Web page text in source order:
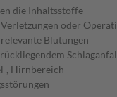
die Inhaltsstoffe
oder
Blutungen
, Hirnbereich